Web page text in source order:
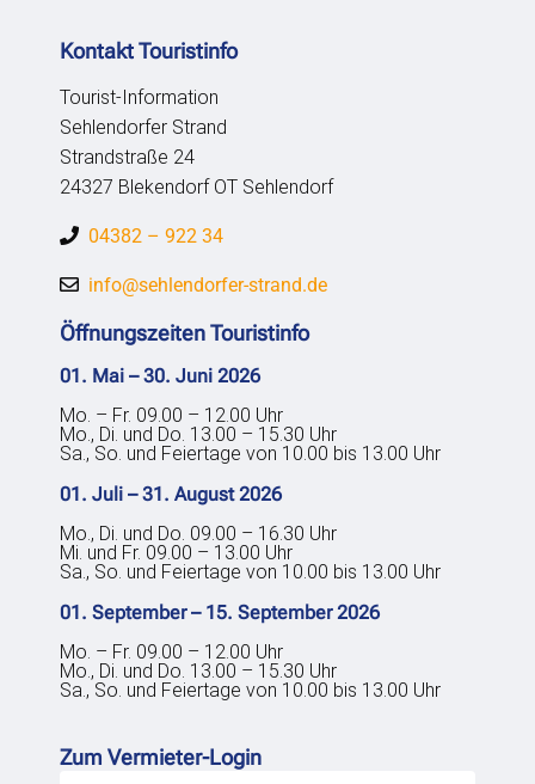
Kontakt Touristinfo
Tourist-Information
Sehlendorfer Strand
Strandstraße 24
24327 Blekendorf OT Sehlendorf
04382 – 922 34
info@sehlendorfer-strand.de
Öffnungszeiten Touristinfo
01. Mai – 30. Juni 2026
Mo. – Fr. 09.00 – 12.00 Uhr
Mo., Di. und Do. 13.00 – 15.30 Uhr
Sa., So. und Feiertage von 10.00 bis 13.00 Uhr
01. Juli – 31. August 2026
Mo., Di. und Do. 09.00 – 16.30 Uhr
Mi. und Fr. 09.00 – 13.00 Uhr
Sa., So. und Feiertage von 10.00 bis 13.00 Uhr
01. September – 15. September 2026
Mo. – Fr. 09.00 – 12.00 Uhr
Mo., Di. und Do. 13.00 – 15.30 Uhr
Sa., So. und Feiertage von 10.00 bis 13.00 Uhr
Zum Vermieter-Login